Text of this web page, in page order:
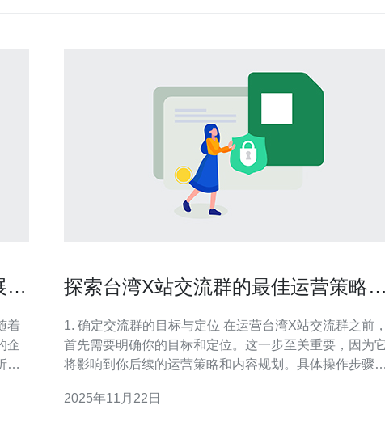
趋
着
企
当
探索台湾X站交流群的最佳运营策略与
1. 确定交流群的目标与定位 在运营台湾X站交流群之前，
首先需要明确你的目标和定位。这一步至关重要，因为它
将影响到你后续的运营策略和内容规划。具体操作步骤如
标，比如增加用户互动、分享资源、提高品牌知名度等。 -
2025年11月22日